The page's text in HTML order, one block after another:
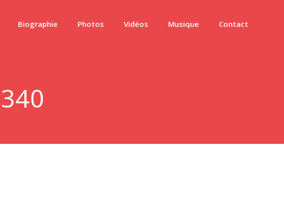
Biographie Photos Vidéos Musique Contact